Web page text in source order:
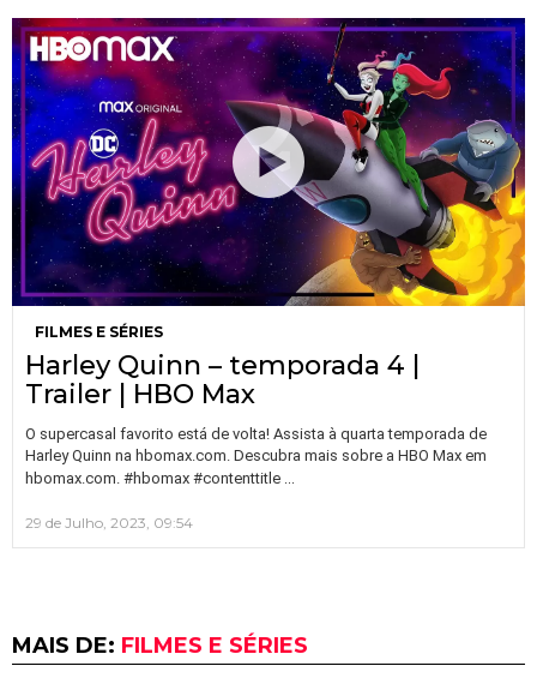
FILMES E SÉRIES
Harley Quinn – temporada 4 |
Trailer | HBO Max
O supercasal favorito está de volta! Assista à quarta temporada de
Harley Quinn na hbomax.com. Descubra mais sobre a HBO Max em
hbomax.com. #hbomax #contenttitle …
29 de Julho, 2023, 09:54
MAIS DE: FILMES E SÉRIES